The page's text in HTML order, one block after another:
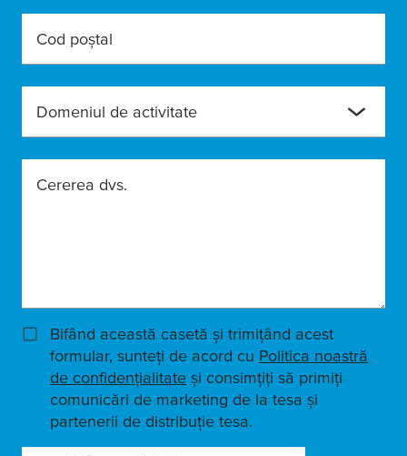
Cod poştal
Domeniul de activitate
Cererea dvs.
Bifând această casetă și trimițând acest
formular, sunteți de acord cu Politica noastră
de confidențialitate și consimțiți să primiți
comunicări de marketing de la tesa și
partenerii de distribuție tesa.